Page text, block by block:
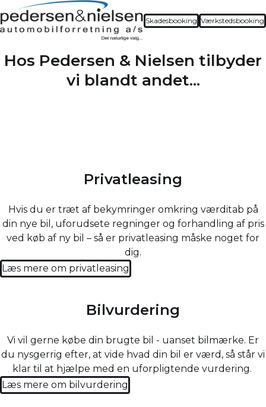
Skadesbooking Værkstedsbooking
Hos Pedersen & Nielsen tilbyder
vi blandt andet...
Privatleasing
Hvis du er træt af bekymringer omkring værditab på
din nye bil, uforudsete regninger og forhandling af pris
ved køb af ny bil – så er privatleasing måske noget for
dig.
Læs mere om privatleasing
Bilvurdering
Vi vil gerne købe din brugte bil - uanset bilmærke. Er
du nysgerrig efter, at vide hvad din bil er værd, så står vi
klar til at hjælpe med en uforpligtende vurdering.
Læs mere om bilvurdering